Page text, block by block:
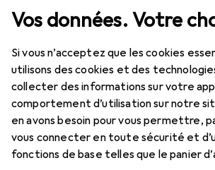
Vos données. Votre
Si vous n’acceptez que les cookies
utilisons des cookies et des
collecter des informations sur votre
comportement d’utilisation sur notre
en avons besoin pour vous permettre,
vous connecter en toute sécurité et
fonctions de base telles que le panier
Outil électrique Percer + visser
Perçage : accessoires
ProduitsForum